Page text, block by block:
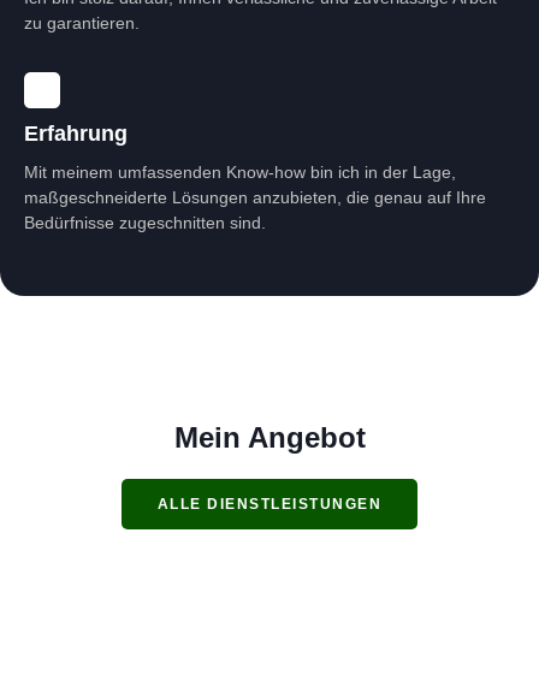
Erfahrung
Mit meinem umfassenden Know-how bin ich in der Lage,
maßgeschneiderte Lösungen anzubieten, die genau auf Ihre
Bedürfnisse zugeschnitten sind.
zu garantieren.
Mein Angebot
ALLE DIENSTLEISTUNGEN